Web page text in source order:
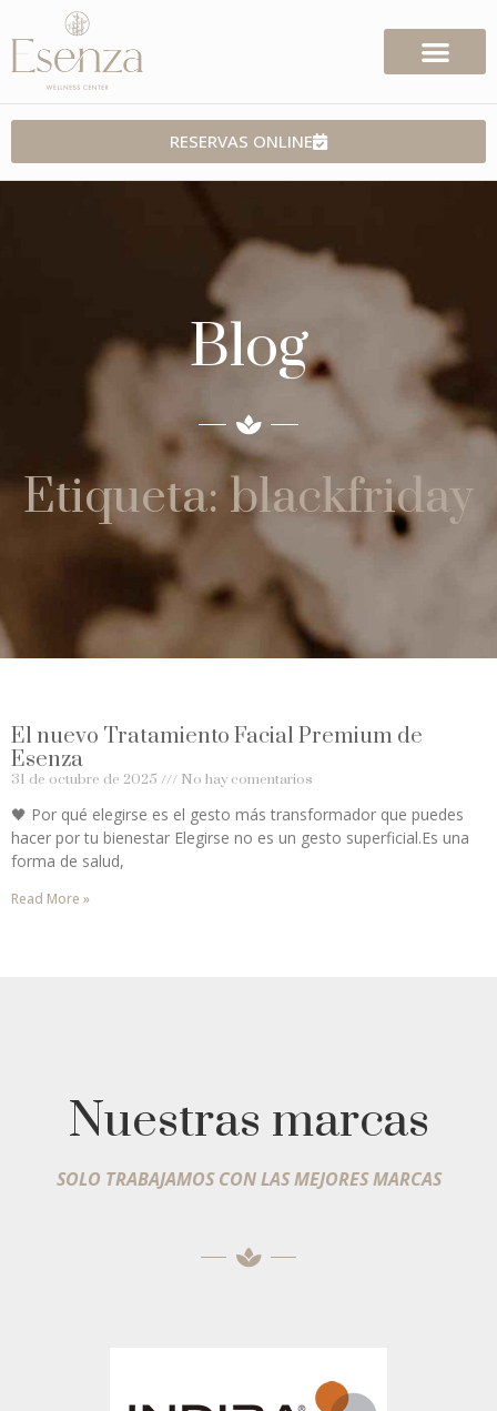
RESERVAS ONLINE
Blog
Etiqueta: blackfriday
El nuevo Tratamiento Facial Premium de
Esenza
31 de octubre de 2025 No hay comentarios
🖤 Por qué elegirse es el gesto más transformador que puedes
hacer por tu bienestar Elegirse no es un gesto superficial.Es una
forma de salud,
Read More »
Nuestras marcas
SOLO TRABAJAMOS CON LAS MEJORES MARCAS